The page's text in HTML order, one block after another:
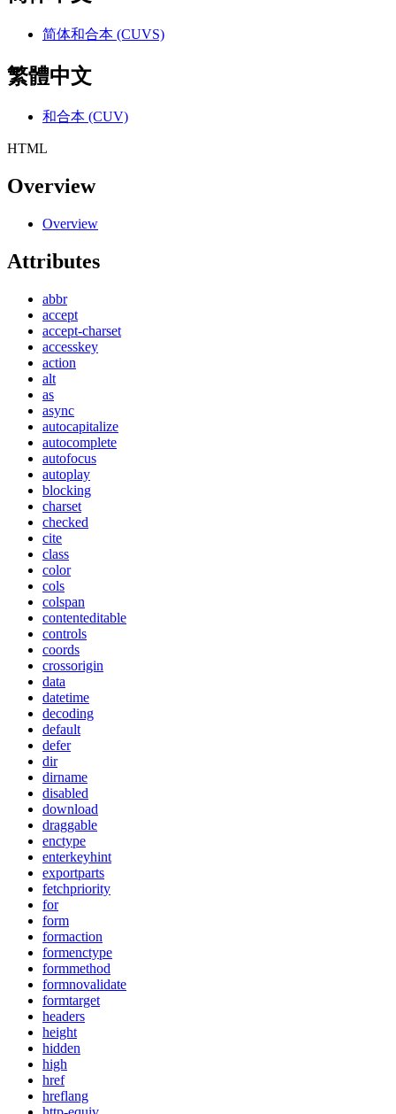
简体和合本 (CUVS)
繁體中文
和合本 (CUV)
HTML
Overview
Overview
Attributes
abbr
accept
accept-charset
accesskey
action
alt
as
async
autocapitalize
autocomplete
autofocus
autoplay
blocking
charset
checked
cite
class
color
cols
colspan
contenteditable
controls
coords
crossorigin
data
datetime
decoding
default
defer
dir
dirname
disabled
download
draggable
enctype
enterkeyhint
exportparts
fetchpriority
for
form
formaction
formenctype
formmethod
formnovalidate
formtarget
headers
height
hidden
high
href
hreflang